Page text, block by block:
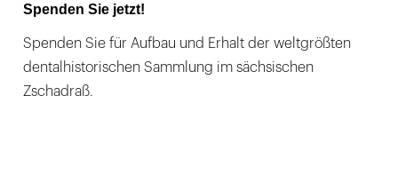
Spenden Sie jetzt!
Spenden Sie für Aufbau und Erhalt der weltgrößten
dentalhistorischen Sammlung im sächsischen
Zschadraß.